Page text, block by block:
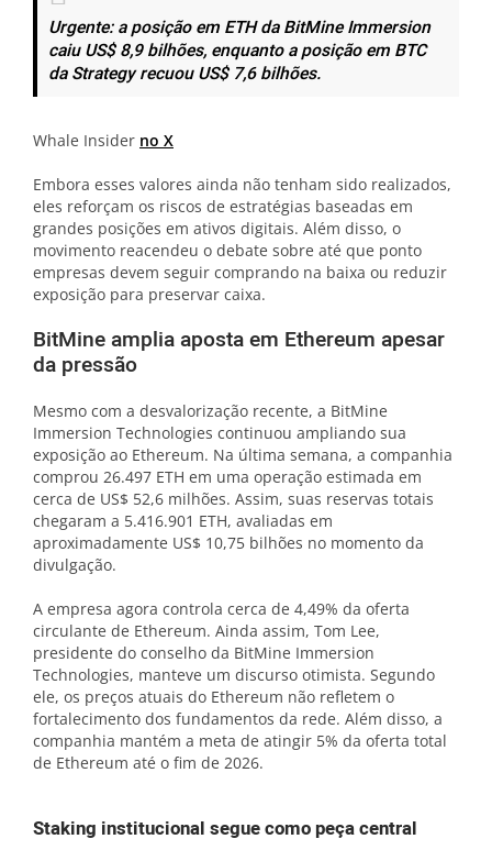
Urgente: a posição em ETH da BitMine Immersion
caiu US$ 8,9 bilhões, enquanto a posição em BTC
da Strategy recuou US$ 7,6 bilhões.
Whale Insider no X
Embora esses valores ainda não tenham sido realizados,
eles reforçam os riscos de estratégias baseadas em
grandes posições em ativos digitais. Além disso, o
movimento reacendeu o debate sobre até que ponto
empresas devem seguir comprando na baixa ou reduzir
exposição para preservar caixa.
BitMine amplia aposta em Ethereum apesar
da pressão
Mesmo com a desvalorização recente, a BitMine
Immersion Technologies continuou ampliando sua
exposição ao Ethereum. Na última semana, a companhia
comprou 26.497 ETH em uma operação estimada em
cerca de US$ 52,6 milhões. Assim, suas reservas totais
chegaram a 5.416.901 ETH, avaliadas em
aproximadamente US$ 10,75 bilhões no momento da
divulgação.
A empresa agora controla cerca de 4,49% da oferta
circulante de Ethereum. Ainda assim, Tom Lee,
presidente do conselho da BitMine Immersion
Technologies, manteve um discurso otimista. Segundo
ele, os preços atuais do Ethereum não refletem o
fortalecimento dos fundamentos da rede. Além disso, a
companhia mantém a meta de atingir 5% da oferta total
de Ethereum até o fim de 2026.
Staking institucional segue como peça central